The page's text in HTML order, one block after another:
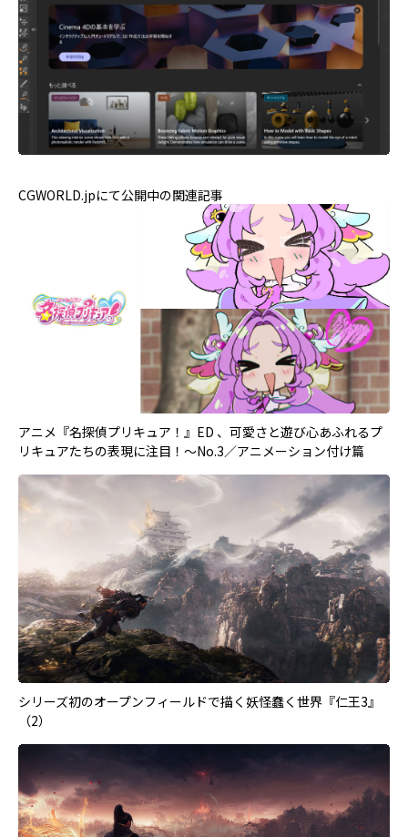
CGWORLD.jpにて公開中の関連記事
アニメ『名探偵プリキュア！』ED 、可愛さと遊び心あふれるプ
リキュアたちの表現に注目！〜No.3／アニメーション付け篇
シリーズ初のオープンフィールドで描く妖怪蠢く世界『仁王3』
（2）